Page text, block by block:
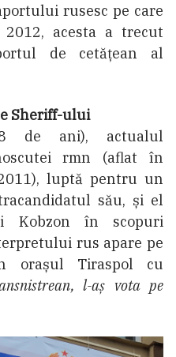
rusesc pe care
acesta a trecut
de cetățean al
Sheriff-ului
de ani), actualul
rmn (aflat în
luptă pentru un
său, și el
Kobzon în scopuri
rus apare pe
orașul Tiraspol cu
l-aș vota pe